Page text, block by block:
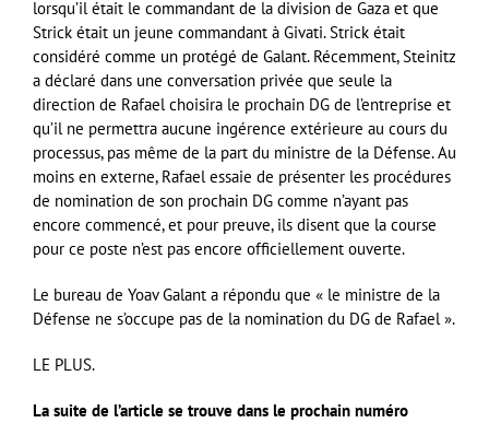
lorsqu’il était le commandant de la division de Gaza et que
Strick était un jeune commandant à Givati. Strick était
considéré comme un protégé de Galant. Récemment, Steinitz
a déclaré dans une conversation privée que seule la
direction de Rafael choisira le prochain DG de l’entreprise et
qu’il ne permettra aucune ingérence extérieure au cours du
processus, pas même de la part du ministre de la Défense. Au
moins en externe, Rafael essaie de présenter les procédures
de nomination de son prochain DG comme n’ayant pas
encore commencé, et pour preuve, ils disent que la course
pour ce poste n’est pas encore officiellement ouverte.
Le bureau de Yoav Galant a répondu que « le ministre de la
Défense ne s’occupe pas de la nomination du DG de Rafael ».
LE PLUS.
La suite de l’article se trouve dans le prochain numéro